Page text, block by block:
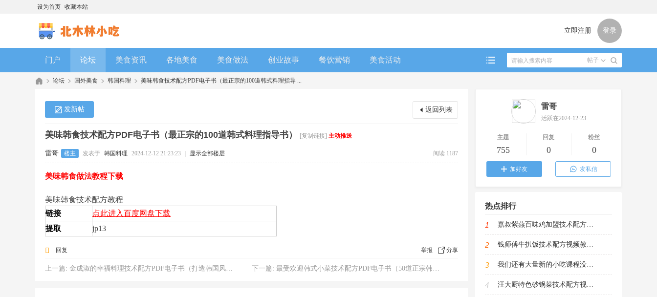
设为首页 收藏本站
立即注册 登录
帖子
门户 论坛 美食资讯 各地美食 美食做法 创业故事 餐饮营销 美食活动
论坛 国外美食 韩国料理 美味韩食技术配方PDF电子书（最正宗的100道韩式料理指导 ...
返回列表
发新帖
美味韩食技术配方PDF电子书（最正宗的100道韩式料理指导书） [复制链接] 主动推送
雷哥 楼主 发表于 韩国料理 2024-12-12 21:23:23 显示全部楼层 阅读 1187
美味韩食做法教程下载
美味韩食技术配方教程
链接
点此进入百度网盘下载
提取
jp13
回复 分享
举报
上一篇: 金成淑的幸福料理技术配方PDF电子书（打造韩国风味韩式料理新体验） 下一篇: 最受欢迎韩式小菜技术配方PDF电子书（50道正宗韩国味）
雷哥
活跃在2024-12-23
主题
755
回复
0
粉丝
0
加好友 发私信
热点排行
1 嘉叔紫燕百味鸡加盟技术配方视频教程（紫燕百味鸡制作攻略）
2 钱师傅牛扒饭技术配方视频教程（手把手教你制作美味牛扒饭）
3 我们还有大量新的小吃课程没有发布（敬请期待）
4 汪大厨特色砂锅菜技术配方视频教程（砂锅菜烹饪技巧大全）